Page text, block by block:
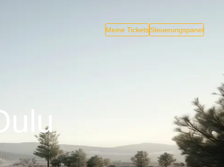
Meine TicketsSteuerungspanel